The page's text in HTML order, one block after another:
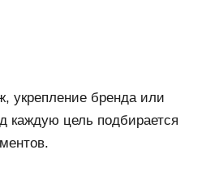
укрепление бренда или
цель подбирается